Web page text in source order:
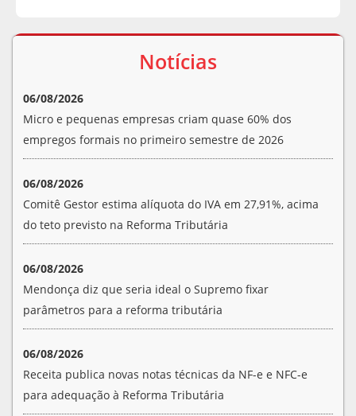
Notícias
06/08/2026
Micro e pequenas empresas criam quase 60% dos
empregos formais no primeiro semestre de 2026
06/08/2026
Comitê Gestor estima alíquota do IVA em 27,91%, acima
do teto previsto na Reforma Tributária
06/08/2026
Mendonça diz que seria ideal o Supremo fixar
parâmetros para a reforma tributária
06/08/2026
Receita publica novas notas técnicas da NF-e e NFC-e
para adequação à Reforma Tributária